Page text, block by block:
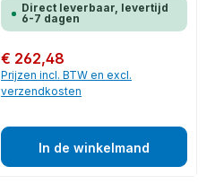
Direct leverbaar, levertijd
6-7 dagen
Normale prijs:
€ 262,48
Prijzen incl. BTW en excl.
verzendkosten
In de winkelmand